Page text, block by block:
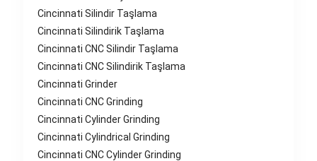
Cincinnati Silindir Taşlama
Cincinnati Silindirik Taşlama
Cincinnati CNC Silindir Taşlama
Cincinnati CNC Silindirik Taşlama
Cincinnati Grinder
Cincinnati CNC Grinding
Cincinnati Cylinder Grinding
Cincinnati Cylindrical Grinding
Cincinnati CNC Cylinder Grinding